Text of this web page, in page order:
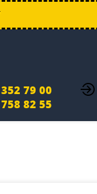
352 79 00
758 82 55